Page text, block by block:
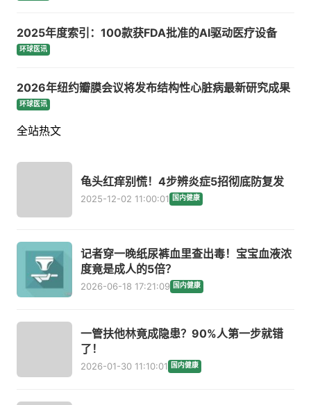
2025年度索引：100款获FDA批准的AI驱动医疗设备
环球医讯
2026年纽约瓣膜会议将发布结构性心脏病最新研究成果
环球医讯
全站热文
龟头红痒别慌！4步辨炎症5招彻底防复发
2025-12-02 11:00:01 国内健康
记者穿一晚纸尿裤血里查出毒！宝宝血液浓
度竟是成人的5倍？
2026-06-18 17:21:09 国内健康
一管扶他林竟成隐患？90%人第一步就错
了！
2026-01-30 11:10:01 国内健康